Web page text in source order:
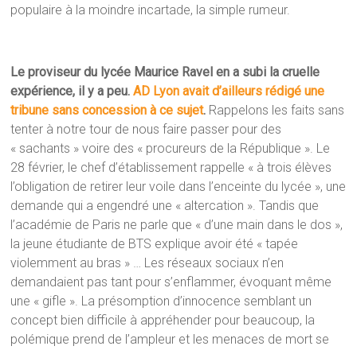
populaire à la moindre incartade, la simple rumeur.
Le proviseur du lycée Maurice Ravel en a subi la cruelle
expérience, il y a peu.AD Lyon avait d’ailleurs rédigé une
tribune sans concession à ce sujet. Rappelons les faits sans
tenter à notre tour de nous faire passer pour des
« sachants » voire des « procureurs de la République ». Le
28 février, le chef d’établissement rappelle « à trois élèves
l’obligation de retirer leur voile dans l’enceinte du lycée », une
demande qui a engendré une « altercation ». Tandis que
l’académie de Paris ne parle que « d’une main dans le dos »,
la jeune étudiante de BTS explique avoir été « tapée
violemment au bras » … Les réseaux sociaux n’en
demandaient pas tant pour s’enflammer, évoquant même
une « gifle ». La présomption d’innocence semblant un
concept bien difficile à appréhender pour beaucoup, la
polémique prend de l’ampleur et les menaces de mort se